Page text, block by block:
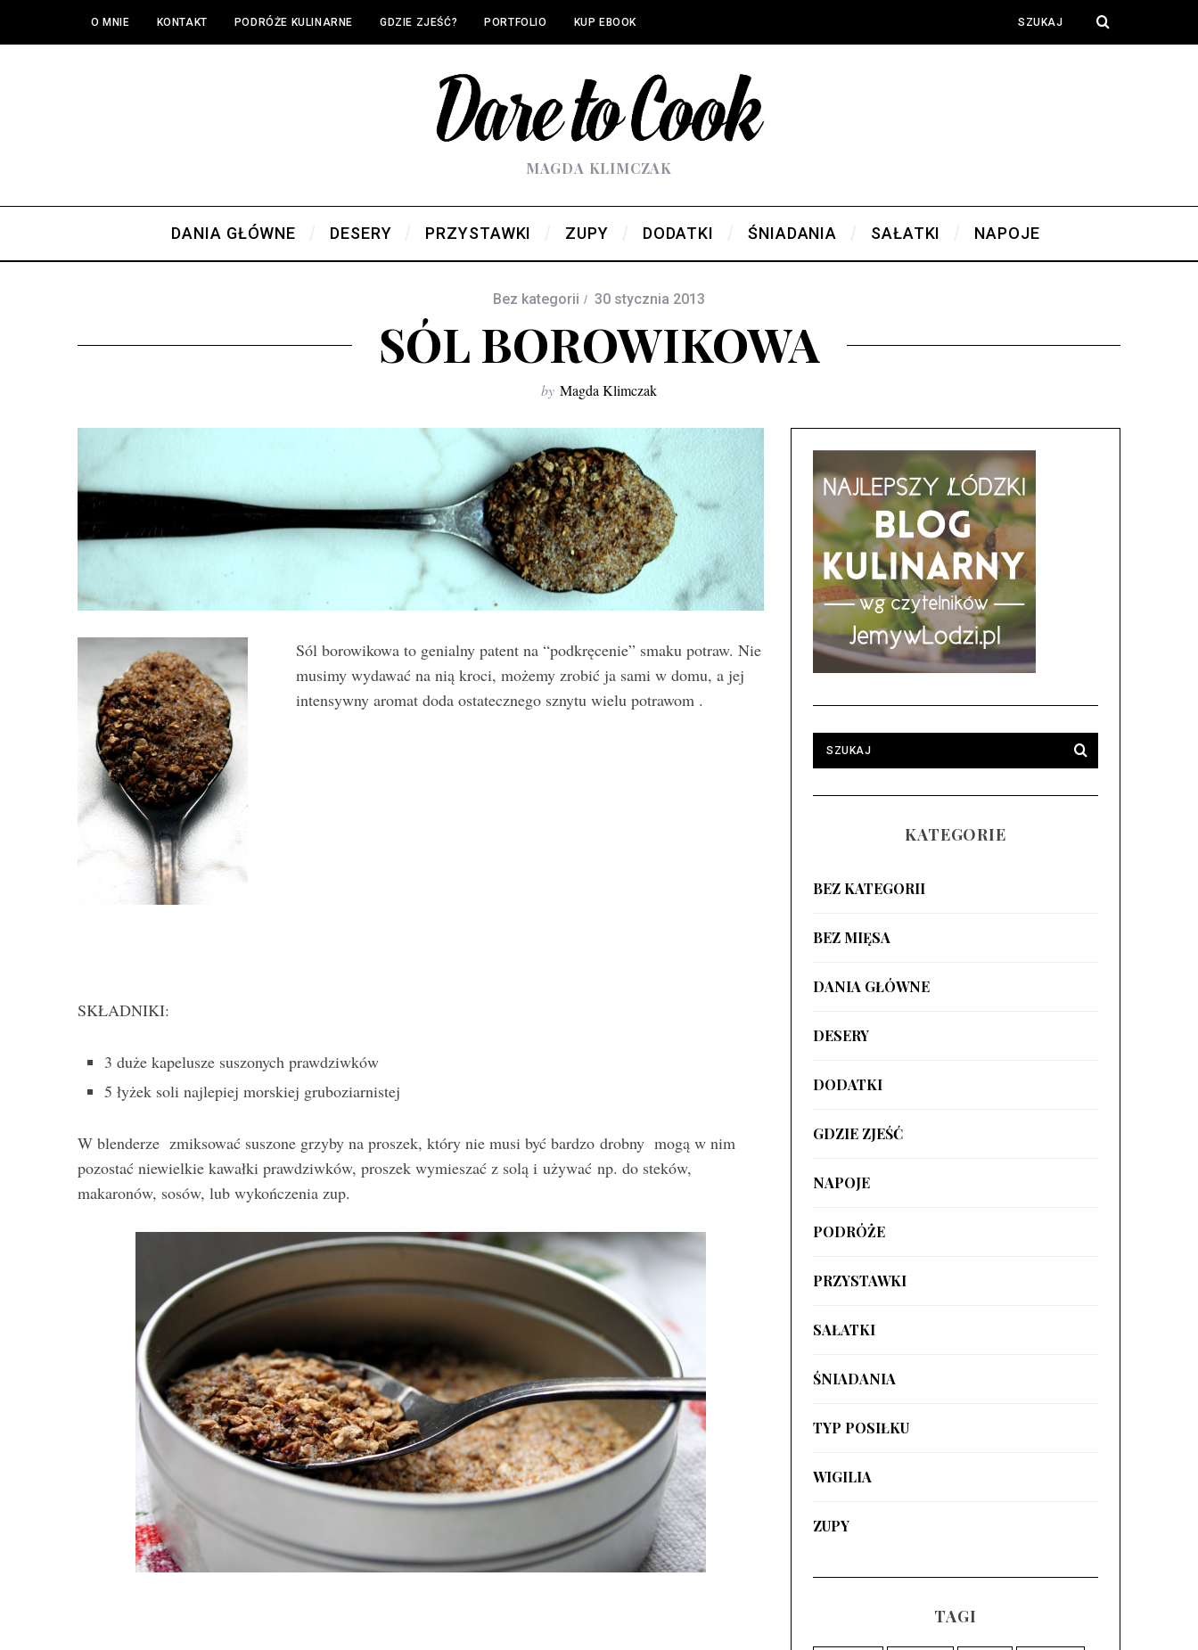
O MNIE KONTAKT PODRÓŻE KULINARNE GDZIE ZJEŚĆ? PORTFOLIO KUP EBOOK
MAGDA KLIMCZAK
DANIA GŁÓWNE DESERY PRZYSTAWKI ZUPY DODATKI ŚNIADANIA SAŁATKI NAPOJE
Bez kategorii 30 stycznia 2013
SÓL BOROWIKOWA
by Magda Klimczak
Sól borowikowa to genialny patent na “podkręcenie” smaku potraw. Nie
musimy wydawać na nią kroci, możemy zrobić ja sami w domu, a jej
intensywny aromat doda ostatecznego sznytu wielu potrawom .
SKŁADNIKI:
3 duże kapelusze suszonych prawdziwków
5 łyżek soli najlepiej morskiej gruboziarnistej
W blenderze zmiksować suszone grzyby na proszek, który nie musi być bardzo drobny mogą w nim
pozostać niewielkie kawałki prawdziwków, proszek wymieszać z solą i używać np. do steków,
makaronów, sosów, lub wykończenia zup.
KATEGORIE
BEZ KATEGORII
BEZ MIĘSA
DANIA GŁÓWNE
DESERY
DODATKI
GDZIE ZJEŚĆ
NAPOJE
PODRÓŻE
PRZYSTAWKI
SAŁATKI
ŚNIADANIA
TYP POSIŁKU
WIGILIA
ZUPY
TAGI